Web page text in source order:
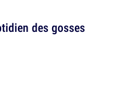
des gosses